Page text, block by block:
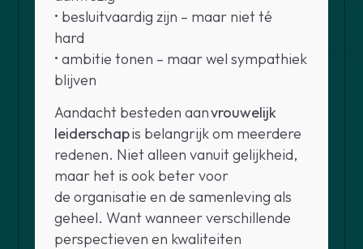
• besluitvaardig zijn – maar niet té
hard
• ambitie tonen – maar wel sympathiek
blijven
Aandacht besteden aanvrouwelijk
leiderschapis belangrijk om meerdere
redenen. Niet alleen vanuit gelijkheid,
maar het is ook beter voor
de organisatie en de samenleving als
geheel. Want wanneer verschillende
perspectieven en kwaliteiten